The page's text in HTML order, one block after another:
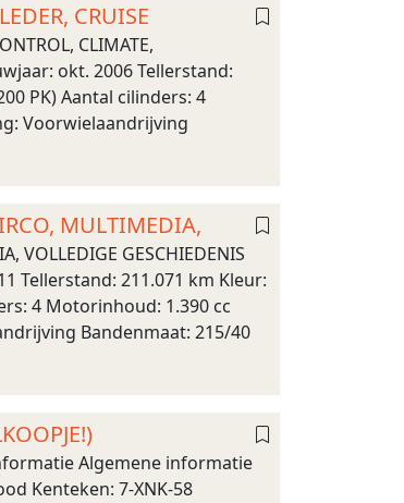
CRUISE
CLIMATE,
okt. 2006 Tellerstand:
PK) Aantal cilinders: 4
Voorwielaandrijving
MULTIMEDIA,
VOLLEDIGE GESCHIEDENIS
Tellerstand: 211.071 km Kleur:
4 Motorinhoud: 1.390 cc
Bandenmaat: 215/40
informatie Algemene informatie
Kenteken: 7-XNK-58